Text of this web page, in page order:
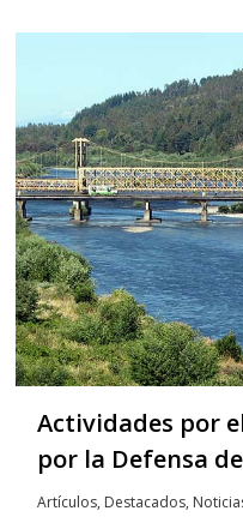
Actividades por
por la Defensa
Artículos, Destacados,